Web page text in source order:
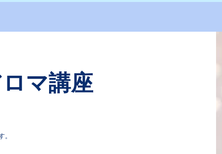
マ講座
。